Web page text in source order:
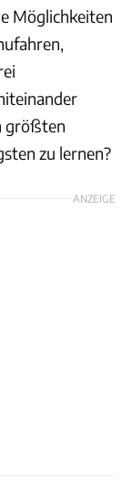
Möglichkeiten
größten
zu lernen?
ANZEIGE